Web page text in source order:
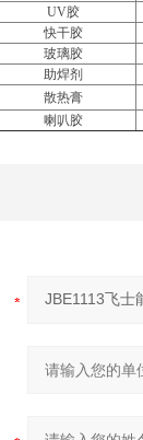
UV胶
快干胶
玻璃胶
助焊剂
散热膏
喇叭胶